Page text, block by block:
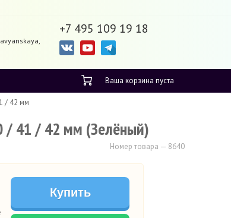
+7 495 109 19 18
Ваша корзина пуста
/ 42 мм
/ 41 / 42 мм (Зелёный)
Номер товара — 8640
Купить